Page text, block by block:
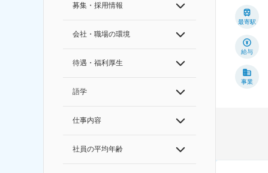
募集・採用情報
会社・職場の環境
待遇・福利厚生
語学
仕事内容
社員の平均年齢
最寄駅
給与
事業